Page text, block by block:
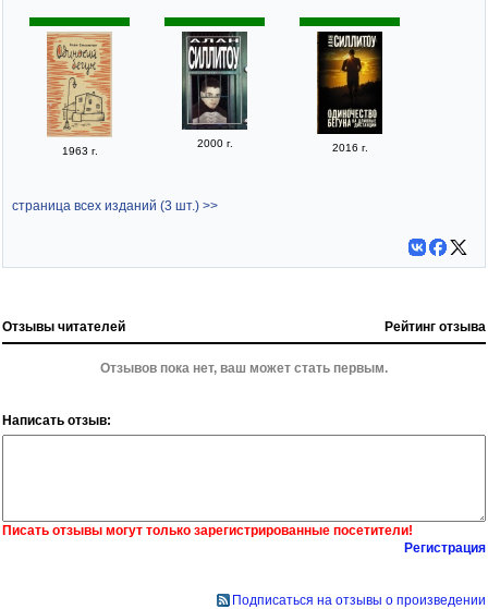
1963 г.
2000 г. 2016 г.
страница всех изданий (3 шт.) >>
Отзывы читателей Рейтинг отзыва
Отзывов пока нет, ваш может стать первым.
Написать отзыв:
Писать отзывы могут только зарегистрированные посетители!
Регистрация
Подписаться на отзывы о произведении